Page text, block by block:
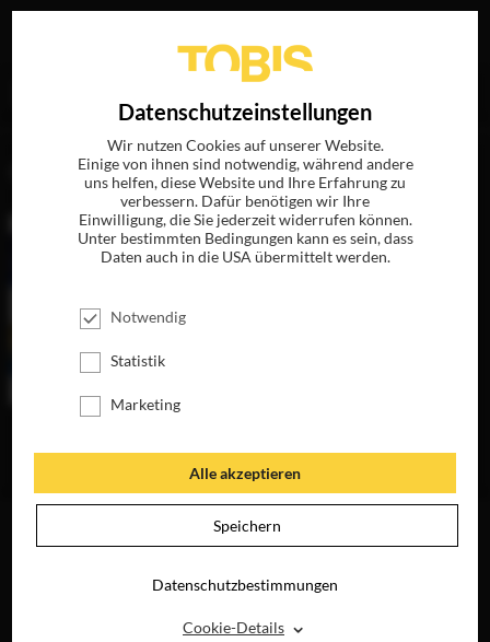
„Alix Hester“ergab folgende Treffer
JETZT AUF BLU-
Datenschutzeinstellungen
Wir nutzen Cookies auf unserer Website.
Einige von ihnen sind notwendig, während andere
uns helfen, diese Website und Ihre Erfahrung zu
verbessern. Dafür benötigen wir Ihre
Einwilligung, die Sie jederzeit widerrufen können.
Unter bestimmten Bedingungen kann es sein, dass
Daten auch in die USA übermittelt werden.
Notwendig
Statistik
Marketing
Alle akzeptieren
Speichern
Datenschutzbestimmungen
Cookie-Details ⌃